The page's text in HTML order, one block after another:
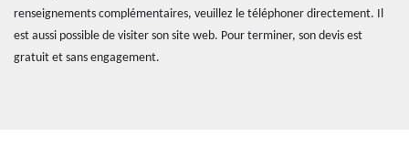
renseignements complémentaires, veuillez le téléphoner directement. Il
est aussi possible de visiter son site web. Pour terminer, son devis est
gratuit et sans engagement.